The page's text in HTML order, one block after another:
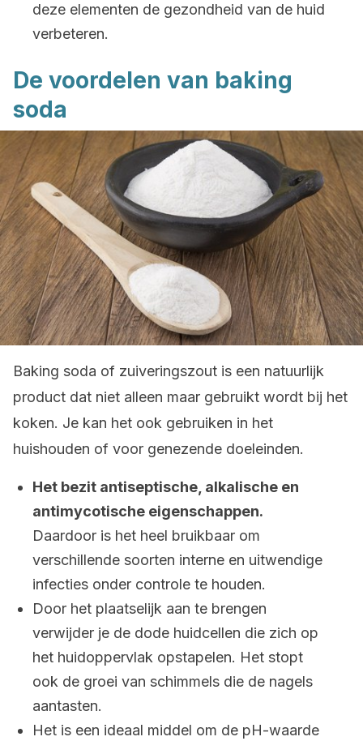
deze elementen de gezondheid van de huid
verbeteren.
De voordelen van baking
soda
Baking soda of zuiveringszout is een natuurlijk
product dat niet alleen maar gebruikt wordt bij het
koken. Je kan het ook gebruiken in het
huishouden of voor genezende doeleinden.
Het bezit antiseptische, alkalische en
antimycotische eigenschappen.
Daardoor is het heel bruikbaar om
verschillende soorten interne en uitwendige
infecties onder controle te houden.
Door het plaatselijk aan te brengen
verwijder je de dode huidcellen die zich op
het huidoppervlak opstapelen. Het stopt
ook de groei van schimmels die de nagels
aantasten.
Het is een ideaal middel om de pH-waarde